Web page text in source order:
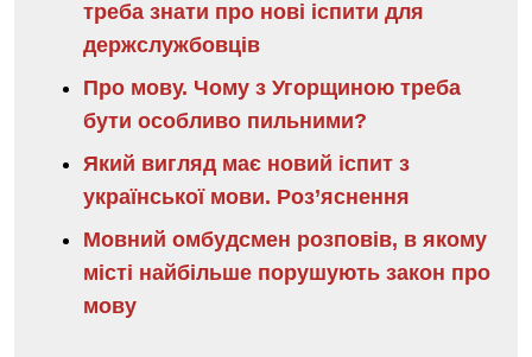
треба знати про нові іспити для
держслужбовців
Про мову. Чому з Угорщиною треба
бути особливо пильними?
Який вигляд має новий іспит з
української мови. Роз’яснення
Мовний омбудсмен розповів, в якому
місті найбільше порушують закон про
мову